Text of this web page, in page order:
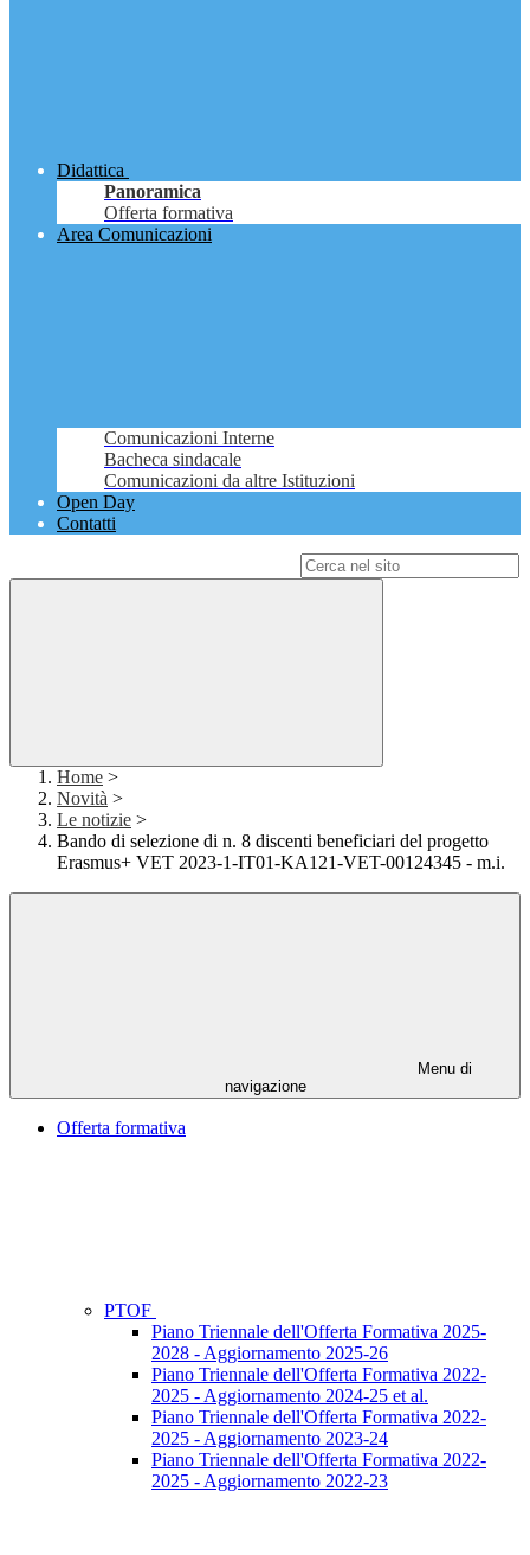
Didattica
Panoramica
Offerta formativa
Area Comunicazioni
Comunicazioni Interne
Bacheca sindacale
Comunicazioni da altre Istituzioni
Open Day
Contatti
Home >
Novità >
Le notizie >
Bando di selezione di n. 8 discenti beneficiari del progetto
Erasmus+ VET 2023-1-IT01-KA121-VET-00124345 - m.i.
Menu di
navigazione
Offerta formativa
PTOF
Piano Triennale dell'Offerta Formativa 2025-
2028 - Aggiornamento 2025-26
Piano Triennale dell'Offerta Formativa 2022-
2025 - Aggiornamento 2024-25 et al.
Piano Triennale dell'Offerta Formativa 2022-
2025 - Aggiornamento 2023-24
Piano Triennale dell'Offerta Formativa 2022-
2025 - Aggiornamento 2022-23